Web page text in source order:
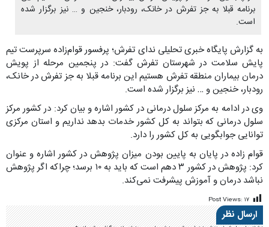
برنامه قبلا به جز تفرش در خانک، رودبار، خنجین و … نیز برگزار شده
است.
به گزارش پایگاه خبری تحلیلی ندای تفرش؛ پرفسور قوام‌زاده سرپرست تیم
پایش سلامت در شهرستان تفرش گفت: در پنجمین مرحله از پویش
درمان بیماران منطقه تفرش هستیم این برنامه قبلا به جز تفرش در خانک،
رودبار، خنجین و … نیز برگزار شده است.
وی در ادامه به مرکز سلول درمانی در کشور اشاره و بیان کرد: در کشور مرکز
سلول درمانی که بتواند به کل کشور خدمات بدهد نداریم و استان مرکزی
توانایی جوابگویی به کل کشور را دارد.
قوام زاده در پایان به پایین بودن میزان پژوهش در کشور اشاره و عنوان
کرد: پژوهش در کشور ۳ دهم است که باید به ۱۰ برسد؛ چراکه اگر پژوهش
نباشد درمان و آموزش پیشرفت نمی‌کند.
Post Views: ۱۷
ارسال نظر